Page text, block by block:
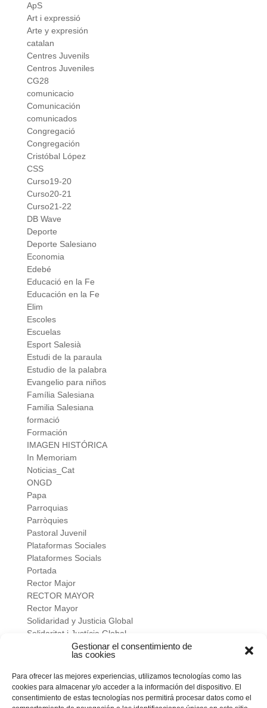
Gestionar el consentimiento de
las cookies
Para ofrecer las mejores experiencias, utilizamos tecnologías como las
cookies para almacenar y/o acceder a la información del dispositivo. El
consentimiento de estas tecnologías nos permitirá procesar datos como el
ApS
Art i expressió
Arte y expresión
catalan
Centres Juvenils
Centros Juveniles
CG28
comunicacio
Comunicación
comunicados
Congregació
Congregación
Cristóbal López
CSS
Curso19-20
Curso20-21
Curso21-22
DB Wave
Deporte
Deporte Salesiano
Economia
Edebé
Educació en la Fe
Educación en la Fe
Elim
Escoles
Escuelas
Esport Salesià
Estudi de la paraula
Estudio de la palabra
Evangelio para niños
Família Salesiana
Familia Salesiana
formació
Formación
IMAGEN HISTÓRICA
In Memoriam
Noticias_Cat
ONGD
Papa
Parroquias
Parròquies
Pastoral Juvenil
Plataformas Sociales
Plataformes Socials
Portada
Rector Major
RECTOR MAYOR
Rector Mayor
Solidaridad y Justicia Global
Solidaritat i Justícia Global
verano salesiano
Vivir a fondo
Vocacional